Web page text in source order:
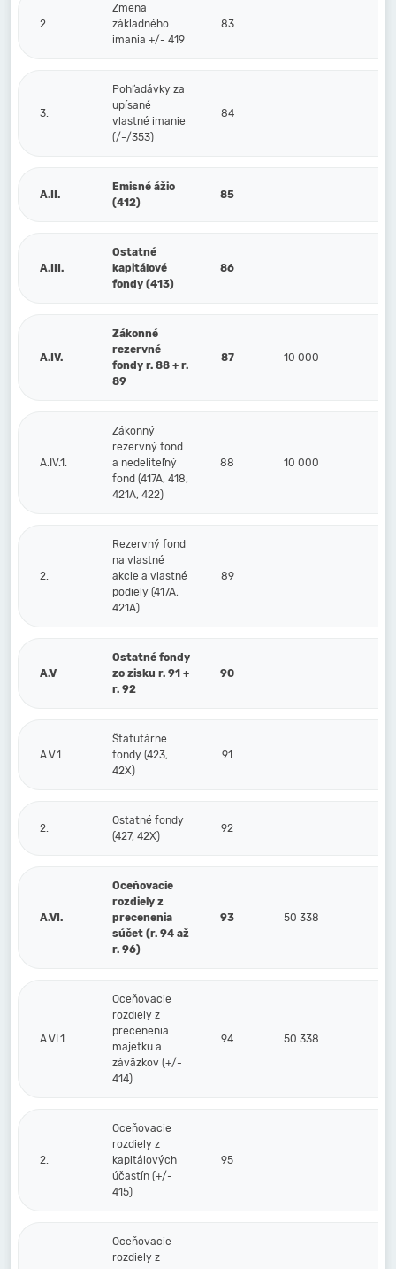
2.
Zmena
základného
imania +/- 419
83
3.
Pohľadávky za
upísané
vlastné imanie
(/-/353)
84
A.II.
Emisné ážio
(412)
85
A.III.
Ostatné
kapitálové
fondy (413)
86
A.IV.
Zákonné
rezervné
fondy r. 88 + r.
89
87 10 000
A.IV.1.
Zákonný
rezervný fond
a nedeliteľný
fond (417A, 418,
421A, 422)
88 10 000
2.
Rezervný fond
na vlastné
akcie a vlastné
podiely (417A,
421A)
89
A.V
Ostatné fondy
zo zisku r. 91 +
r. 92
90
A.V.1.
Štatutárne
fondy (423,
42X)
91
2.
Ostatné fondy
(427, 42X)
92
A.VI.
Oceňovacie
rozdiely z
precenenia
súčet (r. 94 až
r. 96)
93 50 338
A.VI.1.
Oceňovacie
rozdiely z
precenenia
majetku a
záväzkov (+/-
414)
94 50 338
2.
Oceňovacie
rozdiely z
kapitálových
účastín (+/-
415)
95
Oceňovacie
rozdiely z